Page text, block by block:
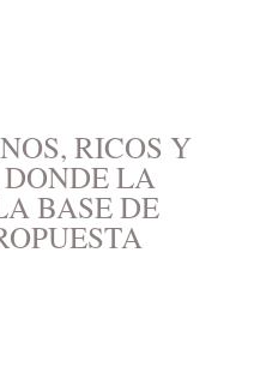
RICOS Y
LA
BASE DE